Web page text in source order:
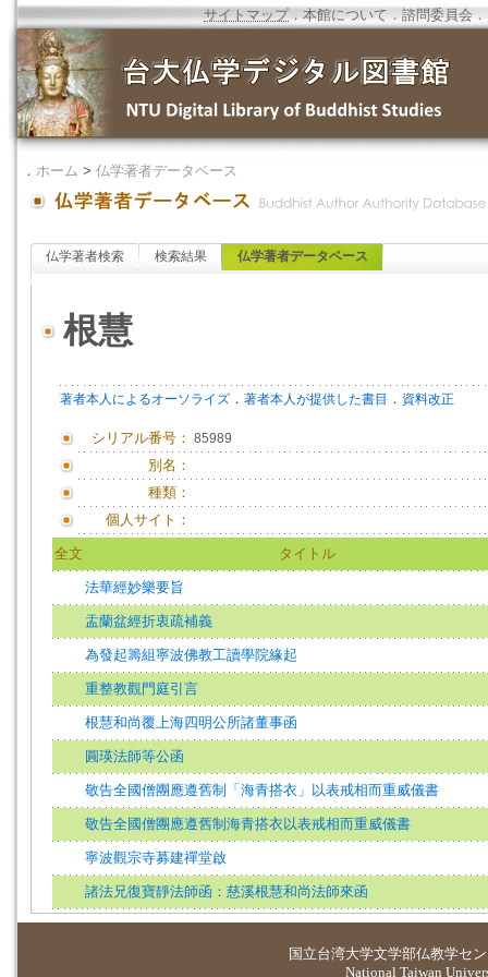
サイトマップ．本館について ．諮問委員会 ．
． ホーム > 仏学著者データベース
仏学著者検索 検索結果 仏学著者データベース
根慧
著者本人によるオーソライズ ． 著者本人が提供した書目 ． 資料改正
シリアル番号： 85989
別名：
種類：
個人サイト：
全文 タイトル
法華經妙樂要旨
盂蘭盆經折衷疏補義
為發起籌組寧波佛教工讀學院緣起
重整教觀門庭引言
根慧和尚覆上海四明公所諸董事函
圓瑛法師等公函
敬告全國僧團應遵舊制「海青搭衣」以表戒相而重威儀書
敬告全國僧團應遵舊制海青搭衣以表戒相而重威儀書
寧波觀宗寺募建禪堂啟
諸法兄復寶靜法師函：慈溪根慧和尚法師來函
国立台湾大学文学部仏教学セ
National Taiwan